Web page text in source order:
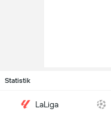
Statistik
LaLiga